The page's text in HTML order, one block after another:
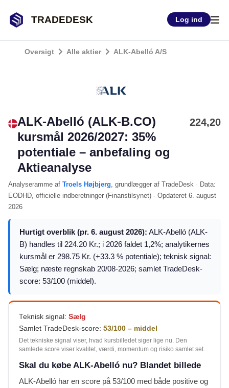
TRADEDESK Log ind
Oversigt Alle aktier ALK-Abelló A/S
ALK-Abelló (ALK-B.CO)
kursmål 2026/2027: 35%
potentiale – anbefaling og
Aktieanalyse
224,20
Analyseramme af Troels Højbjerg, grundlægger af TradeDesk · Data:
EODHD, officielle indberetninger (Finanstilsynet) · Opdateret 6. august
2026
Hurtigt overblik (pr. 6. august 2026): ALK-Abelló (ALK-
B) handles til 224.20 Kr.; i 2026 faldet 1,2%; analytikernes
kursmål er 298.75 Kr. (+33.3 % potentiale); teknisk signal:
Sælg; næste regnskab 20/08-2026; samlet TradeDesk-
score: 53/100 (middel).
Teknisk signal: Sælg
Samlet TradeDesk-score: 53/100 – middel
Det tekniske signal viser, hvad kursbilledet siger lige nu. Den
samlede score viser kvalitet, værdi, momentum og risiko samlet set.
Skal du købe ALK-Abelló nu? Blandet billede
ALK-Abelló har en score på 53/100 med både positive og